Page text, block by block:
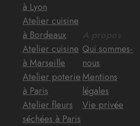
à Lyon
Atelier cuisine
à Bordeaux
Atelier cuisine
à Marseille
Atelier poterie
à Paris
Atelier fleurs
séchées à Paris
Qui sommes-
nous
Mentions
légales
Vie privée